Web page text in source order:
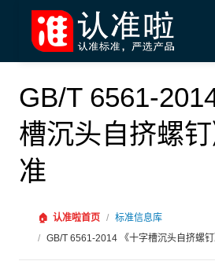
GB/T 6561-
槽沉头自挤螺
准
🏠 认准啦首页 / 标准信息库
/ GB/T 6561-2014 《十字槽沉头自挤螺